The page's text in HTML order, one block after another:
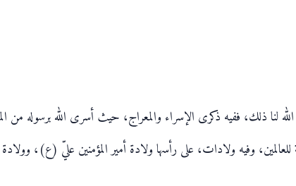
لنا ذلك، ففيه ذكرى الإسراء والمعراج، حيث أسرى الله برسوله من
للعالمين، وفيه ولادات، على رأسها ولادة أمير المؤمنين عليّ (ع)،